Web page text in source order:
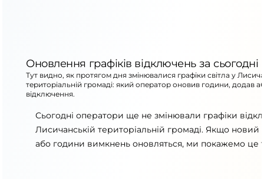
Оновлення графіків відключень за сьогодні
Тут видно, як протягом дня змінювалися графіки світла у
територіальній громаді: який оператор оновив години, додав
відключення.
Сьогодні оператори ще не змінювали графіки
Лисичанській територіальній громаді. Якщо новий
або години вимкнень оновляться, ми покажемо це